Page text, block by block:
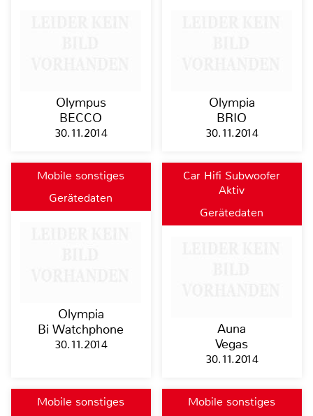
Olympus
BECCO
30.11.2014
Olympia
BRIO
30.11.2014
Mobile sonstiges
Gerätedaten
Olympia
Bi Watchphone
30.11.2014
Car Hifi Subwoofer
Aktiv
Gerätedaten
Auna
Vegas
30.11.2014
Mobile sonstiges
Mobile sonstiges